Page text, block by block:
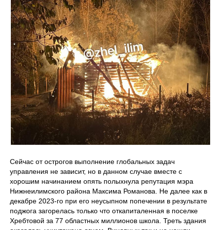
Сейчас от острогов выполнение глобальных задач
управления не зависит, но в данном случае вместе с
хорошим начинанием опять полыхнула репутация мэра
Нижнеилимского района Максима Романова. Не далее как в
декабре 2023-го при его неусыпном попечении в результате
поджога загорелась только что откапиталенная в поселке
Хребтовой за 77 областных миллионов школа. Треть здания